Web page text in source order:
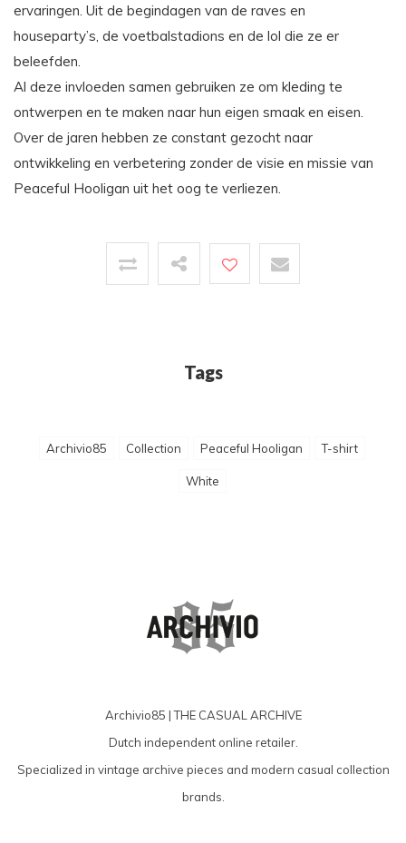
ervaringen. Uit de begindagen van de raves en
houseparty’s, de voetbalstadions en de lol die ze er
beleefden.
Al deze invloeden samen gebruiken ze om kleding te
ontwerpen en te maken naar hun eigen smaak en eisen.
Over de jaren hebben ze constant gezocht naar
ontwikkeling en verbetering zonder de visie en missie van
Peaceful Hooligan uit het oog te verliezen.
Tags
Archivio85 Collection Peaceful Hooligan T-shirt
White
Archivio85 | THE CASUAL ARCHIVE
Dutch independent online retailer.
Specialized in vintage archive pieces and modern casual collection
brands.